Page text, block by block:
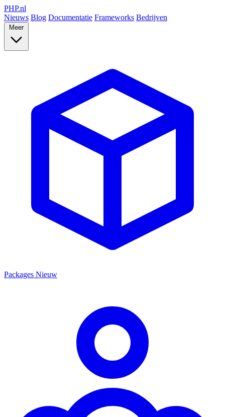
PHP.nl
Nieuws Blog Documentatie Frameworks Bedrijven
Meer
Packages Nieuw